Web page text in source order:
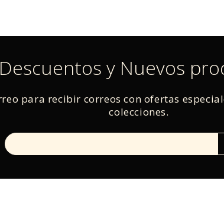
Descuentos y Nuevos
para recibir correos con ofertas
colecciones.